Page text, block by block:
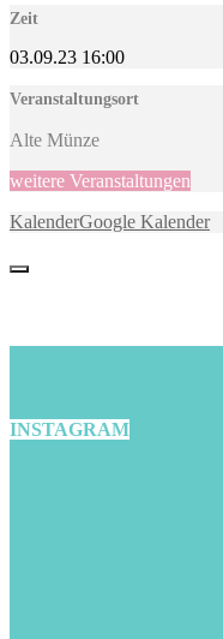
Zeit
03.09.23 16:00
Veranstaltungsort
Alte Münze
weitere Veranstaltungen
KalenderGoogle Kalender
INSTAGRAM